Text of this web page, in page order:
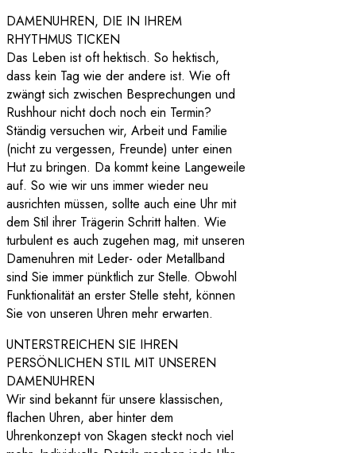
DAMENUHREN, DIE IN IHREM
RHYTHMUS TICKEN
Das Leben ist oft hektisch. So hektisch,
dass kein Tag wie der andere ist. Wie oft
zwängt sich zwischen Besprechungen und
Rushhour nicht doch noch ein Termin?
Ständig versuchen wir, Arbeit und Familie
(nicht zu vergessen, Freunde) unter einen
Hut zu bringen. Da kommt keine Langeweile
auf. So wie wir uns immer wieder neu
ausrichten müssen, sollte auch eine Uhr mit
dem Stil ihrer Trägerin Schritt halten. Wie
turbulent es auch zugehen mag, mit unseren
Damenuhren mit Leder- oder Metallband
sind Sie immer pünktlich zur Stelle. Obwohl
Funktionalität an erster Stelle steht, können
Sie von unseren Uhren mehr erwarten.
UNTERSTREICHEN SIE IHREN
PERSÖNLICHEN STIL MIT UNSEREN
DAMENUHREN
Wir sind bekannt für unsere klassischen,
flachen Uhren, aber hinter dem
Uhrenkonzept von Skagen steckt noch viel